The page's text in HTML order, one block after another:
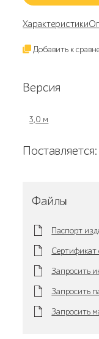
Характеристики
Добавить к
Версия
3,0 м
Файлы
Паспорт
Сертификат
Запросить
Запросить
Запросить